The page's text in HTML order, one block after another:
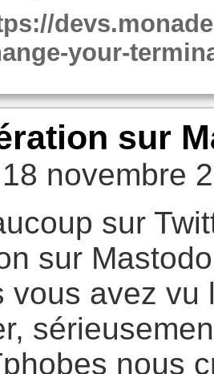
your-
sur
novembre
sur
sur
vous avez
nous